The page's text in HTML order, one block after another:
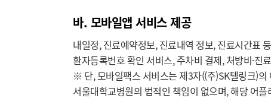
바. 모바일앱 서비스 제공
내일정, 진료예약정보, 진료내역 정보, 진료시간표
환자등록번호 확인 서비스, 주차비 결제, 처방비·진
※ 단, 모바일팩스 서비스는 제3자((주)SK텔링크)
서울대학교병원의 법적인 책임이 없으며, 해당 어